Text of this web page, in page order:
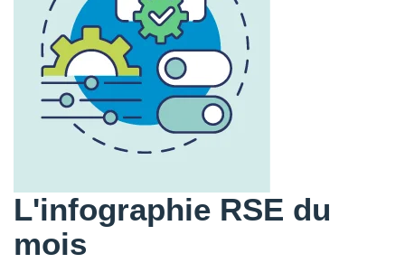
L'infographie RSE du
mois